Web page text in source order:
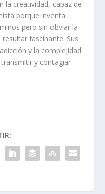
la creatividad, capaz de
porque inventa
pero sin obviar la
fascinante. Sus
y la complejidad
y contagiar